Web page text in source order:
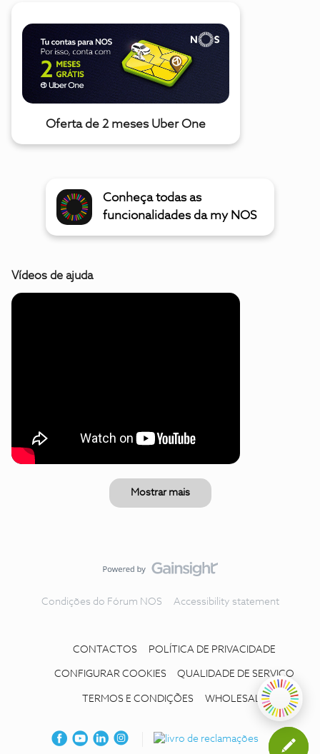
Oferta de 2 meses Uber One
Conheça todas as
funcionalidades da my NOS
Vídeos de ajuda
Mostrar mais
Condições do Fórum NOS Accessibility statement
CONTACTOS POLÍTICA DE PRIVACIDADE
CONFIGURAR COOKIES QUALIDADE DE SERVIÇO
TERMOS E CONDIÇÕES WHOLESALE